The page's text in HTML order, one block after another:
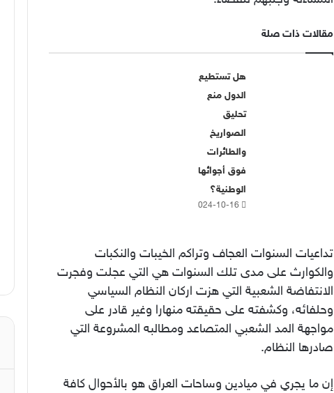
مقالات ذات صلة
هل تستطيع
الدول منع
تحليق
الصواريخ
والطائرات
فوق أجوائها
الوطنية؟
2024-10-16
تداعيات السنوات العجاف وتراكم الخيبات والنكبات
والكوارث على مدى تلك السنوات هي التي عجلت وفجرت
الانتفاضة الشعبية التي هزت اركان النظام السياسي
وحلفائه، وكشفته على حقيقته منهارا وغير قادر على
مواجهة المد الشعبي المتصاعد ومطالبه المشروعة التي
صادرها النظام.
إن ما يجري في ميادين وساحات العراق هو بالأحوال كافة